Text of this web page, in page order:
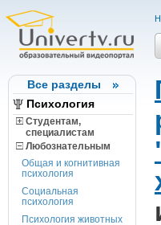
Все разделы
Психология
Студентам,
cпециалистам
Любознательным
Общая и когнитивная
психология
Социальная
психология
Психология животных